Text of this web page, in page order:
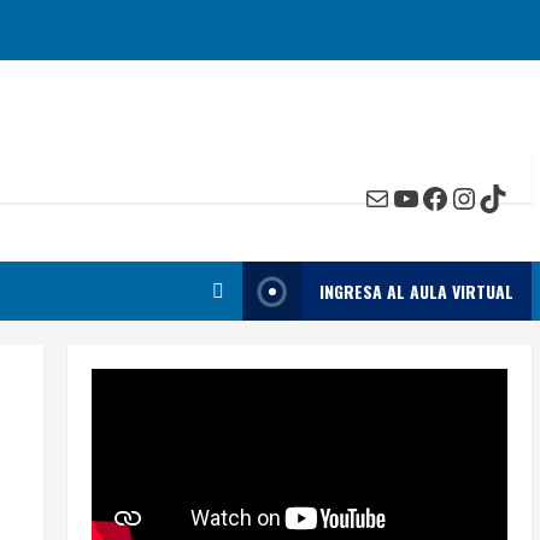
MailYouTube
INGRESA AL AULA VIRTUAL